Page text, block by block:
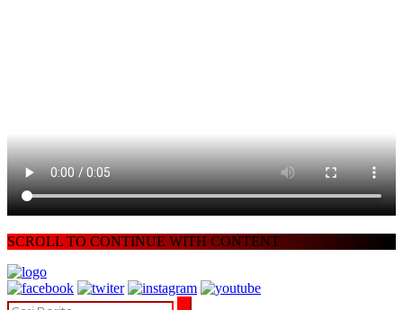
SCROLL TO CONTINUE WITH CONTENT